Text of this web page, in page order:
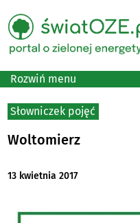
Rozwiń menu
Słowniczek pojęć
Woltomierz
13 kwietnia 2017